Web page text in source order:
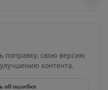
поправку, свою версию
контента.
об ошибке